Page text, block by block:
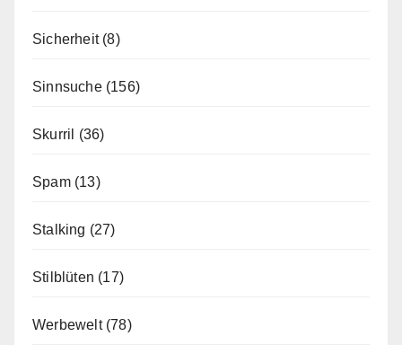
Sicherheit(8)
Sinnsuche(156)
Skurril (36)
Spam(13)
Stalking (27)
Stilblüten (17)
Werbewelt(78)